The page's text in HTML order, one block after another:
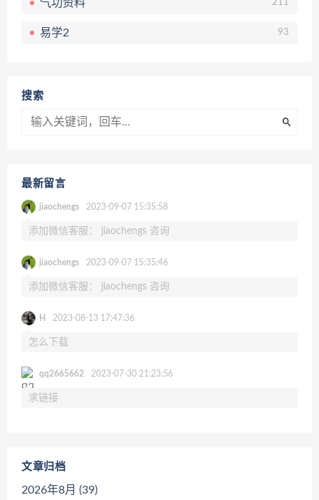
气功资料 211
易学2 93
搜索
最新留言
jiaochengs 2023-09-07 15:35:58
添加微信客服： jiaochengs 咨询
jiaochengs 2023-09-07 15:35:46
添加微信客服： jiaochengs 咨询
H 2023-08-13 17:47:36
怎么下载
qq2665662 2023-07-30 21:23:56
求链接
文章归档
2026年8月 (39)